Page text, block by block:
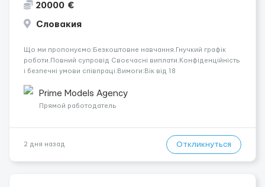
20000 €
Словакия
Що ми пропонуємо:Безкоштовне навчання.Гнучкий графік
роботи.Повний супровід Своєчасні виплати.Конфіденційність
і безпечні умови співпраці.Вимоги:Вік від 18
розвиватися.Досвід не обов’язковий.Якщо вас зацікавила
вакансія — залишайте відгук, і ми зв’яжемося ...
Prime Models Agency
Прямой работодатель
2 дня назад Откликнуться